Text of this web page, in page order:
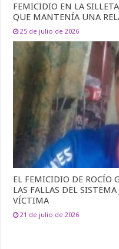
FEMICIDIO EN LA
QUE MANTENÍA UNA
25 de julio de 2026
EL FEMICIDIO DE ROCÍO
LAS FALLAS DEL
VÍCTIMA
21 de julio de 2026